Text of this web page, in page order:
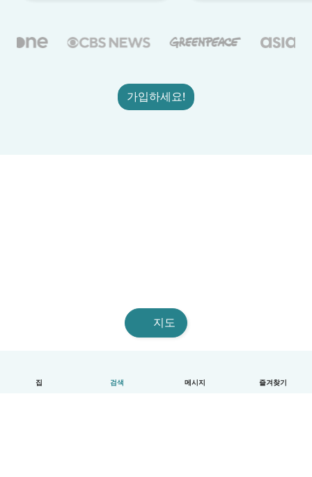
집 검색 메시지 즐겨찾기
가입하세요!
지도